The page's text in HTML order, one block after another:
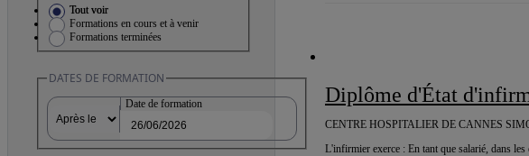
Tout voir
Formations en cours et à venir
Formations terminées
DATES DE FORMATION
Date de formation Diplôme d'État
CENTRE HOSPITALIER DE CANNES
L'infirmier exerce : En tant que salarié, dans